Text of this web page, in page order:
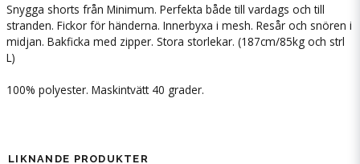
Snygga shorts från Minimum. Perfekta både till vardags och till
stranden. Fickor för händerna. Innerbyxa i mesh. Resår och snören i
midjan. Bakficka med zipper. Stora storlekar. (187cm/85kg och strl
L)
100% polyester. Maskintvätt 40 grader.
LIKNANDE PRODUKTER